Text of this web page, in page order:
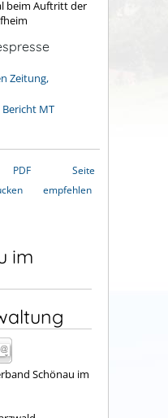
beim Auftritt der
Zeitung,
Bericht MT
PDF
Seite
empfehlen
im
Schönau im